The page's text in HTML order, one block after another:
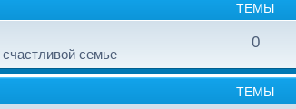
ТЕМЫ
семье
0
ТЕМЫ